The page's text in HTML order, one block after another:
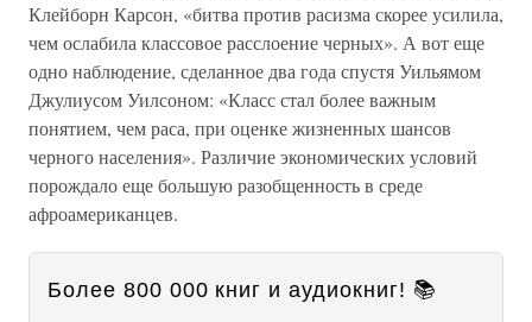
Клейборн Карсон, «битва против расизма скорее усилила,
чем ослабила классовое расслоение черных». А вот еще
одно наблюдение, сделанное два года спустя Уильямом
Джулиусом Уилсоном: «Класс стал более важным
понятием, чем раса, при оценке жизненных шансов
черного населения». Различие экономических условий
порождало еще большую разобщенность в среде
афроамериканцев.
Более 800 000 книг и аудиокниг! 📚